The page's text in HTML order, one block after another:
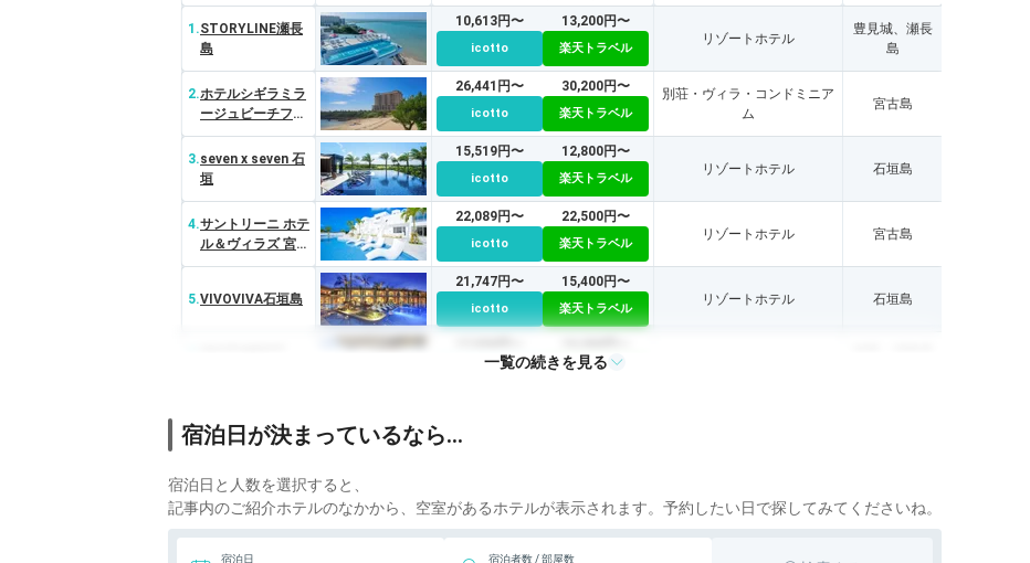
1.STORYLINE瀬長
島
10,613円〜
icotto
13,200円〜
楽天トラベル
リゾートホテル
豊見城、瀬長
島
2.ホテルシギラミラ
ージュビーチフロ
ント
26,441円〜
icotto
30,200円〜
楽天トラベル
別荘・ヴィラ・コンドミニア
ム
宮古島
3.seven x seven 石
垣
15,519円〜
icotto
12,800円〜
楽天トラベル
リゾートホテル 石垣島
4.サントリーニ ホテ
ル＆ヴィラズ 宮古
島
22,089円〜
icotto
22,500円〜
楽天トラベル
リゾートホテル 宮古島
5.VIVOVIVA石垣島
21,747円〜
icotto
15,400円〜
楽天トラベル
リゾートホテル 石垣島
icotto 楽天トラベル
7.
ヒルトン沖縄宮古
島リゾート
8. レフ沖縄アリーナ
by ベッセルホテ
icotto 楽天トラベル
一覧の続きを見る
宿泊日が決まっているなら…
宿泊日と人数を選択すると、
記事内のご紹介ホテルのなかから、空室があるホテルが表示されます。予約したい日で探してみてくださいね。
宿泊日 宿泊者数 / 部屋数